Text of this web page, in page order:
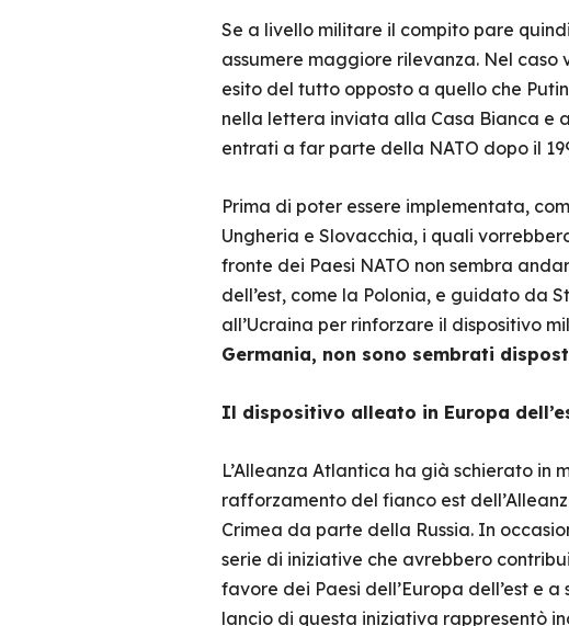
Se a livello militare il compito pare
assumere maggiore rilevanza. Nel caso
esito del tutto opposto a quello che
nella lettera inviata alla Casa Bianca e
entrati a far parte della NATO dopo il
Prima di poter essere implementata,
Ungheria e Slovacchia, i quali
fronte dei Paesi NATO non sembra
dell’est, come la Polonia, e guidato da
all’Ucraina per rinforzare il dispositivo
Germania, non sono sembrati
Il dispositivo alleato in Europa
L’Alleanza Atlantica ha già schierato in
rafforzamento del fianco est
Crimea da parte della Russia. In
serie di iniziative che avrebbero
favore dei Paesi dell’Europa dell’est e
lancio di questa iniziativa rappresentò